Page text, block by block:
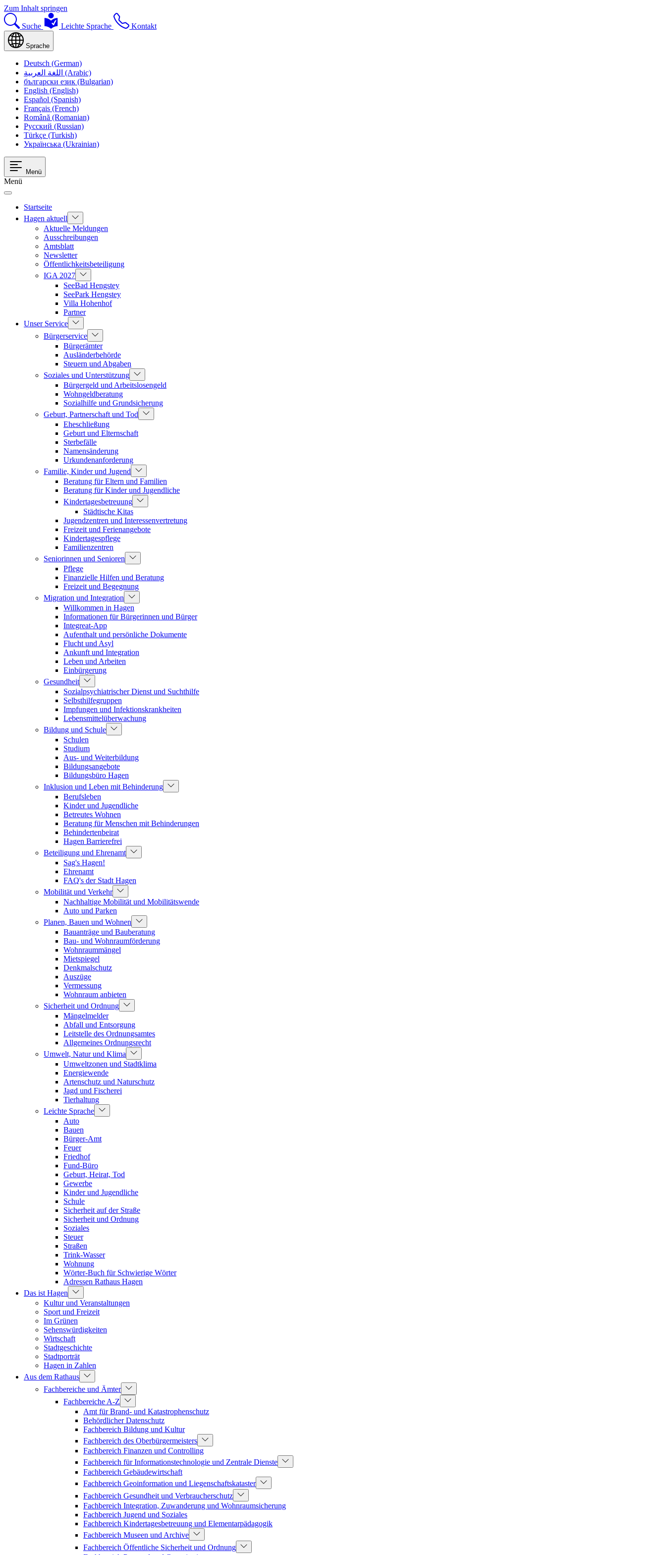
Zum Inhalt springen
Suche Leichte Sprache Kontakt
Sprache
Deutsch (German)
اللغة العربية (Arabic)
български език (Bulgarian)
English (English)
Español (Spanish)
Français (French)
Română (Romanian)
Русский (Russian)
Türkçe (Turkish)
Українська (Ukrainian)
Menü
Menü
Startseite
Hagen aktuell
Aktuelle Meldungen
Ausschreibungen
Amtsblatt
Newsletter
Öffentlichkeitsbeteiligung
IGA 2027
SeeBad Hengstey
SeePark Hengstey
Villa Hohenhof
Partner
Unser Service
Bürgerservice
Bürgerämter
Ausländerbehörde
Steuern und Abgaben
Soziales und Unterstützung
Bürgergeld und Arbeitslosengeld
Wohngeldberatung
Sozialhilfe und Grundsicherung
Geburt, Partnerschaft und Tod
Eheschließung
Geburt und Elternschaft
Sterbefälle
Namensänderung
Urkundenanforderung
Familie, Kinder und Jugend
Beratung für Eltern und Familien
Beratung für Kinder und Jugendliche
Kindertagesbetreuung
Städtische Kitas
Jugendzentren und Interessenvertretung
Freizeit und Ferienangebote
Kindertagespflege
Familienzentren
Seniorinnen und Senioren
Pflege
Finanzielle Hilfen und Beratung
Freizeit und Begegnung
Migration und Integration
Willkommen in Hagen
Informationen für Bürgerinnen und Bürger
Integreat-App
Aufenthalt und persönliche Dokumente
Flucht und Asyl
Ankunft und Integration
Leben und Arbeiten
Einbürgerung
Gesundheit
Sozialpsychiatrischer Dienst und Suchthilfe
Selbsthilfegruppen
Impfungen und Infektionskrankheiten
Lebensmittelüberwachung
Bildung und Schule
Schulen
Studium
Aus- und Weiterbildung
Bildungsangebote
Bildungsbüro Hagen
Inklusion und Leben mit Behinderung
Berufsleben
Kinder und Jugendliche
Betreutes Wohnen
Beratung für Menschen mit Behinderungen
Behindertenbeirat
Hagen Barrierefrei
Beteiligung und Ehrenamt
Sag's Hagen!
Ehrenamt
FAQ's der Stadt Hagen
Mobilität und Verkehr
Nachhaltige Mobilität und Mobilitätswende
Auto und Parken
Planen, Bauen und Wohnen
Bauanträge und Bauberatung
Bau- und Wohnraumförderung
Wohnraummängel
Mietspiegel
Denkmalschutz
Auszüge
Vermessung
Wohnraum anbieten
Sicherheit und Ordnung
Mängelmelder
Abfall und Entsorgung
Leitstelle des Ordnungsamtes
Allgemeines Ordnungsrecht
Umwelt, Natur und Klima
Umweltzonen und Stadtklima
Energiewende
Artenschutz und Naturschutz
Jagd und Fischerei
Tierhaltung
Leichte Sprache
Auto
Bauen
Bürger-Amt
Feuer
Friedhof
Fund-Büro
Geburt, Heirat, Tod
Gewerbe
Kinder und Jugendliche
Schule
Sicherheit auf der Straße
Sicherheit und Ordnung
Soziales
Steuer
Straßen
Trink-Wasser
Wohnung
Wörter-Buch für Schwierige Wörter
Adressen Rathaus Hagen
Das ist Hagen
Kultur und Veranstaltungen
Sport und Freizeit
Im Grünen
Sehenswürdigkeiten
Wirtschaft
Stadtgeschichte
Stadtporträt
Hagen in Zahlen
Aus dem Rathaus
Fachbereiche und Ämter
Fachbereiche A-Z
Amt für Brand- und Katastrophenschutz
Behördlicher Datenschutz
Fachbereich Bildung und Kultur
Fachbereich des Oberbürgermeisters
Fachbereich Finanzen und Controlling
Fachbereich für Informationstechnologie und Zentrale Dienste
Fachbereich Gebäudewirtschaft
Fachbereich Geoinformation und Liegenschaftskataster
Fachbereich Gesundheit und Verbraucherschutz
Fachbereich Integration, Zuwanderung und Wohnraumsicherung
Fachbereich Jugend und Soziales
Fachbereich Kindertagesbetreuung und Elementarpädagogik
Fachbereich Museen und Archive
Fachbereich Öffentliche Sicherheit und Ordnung